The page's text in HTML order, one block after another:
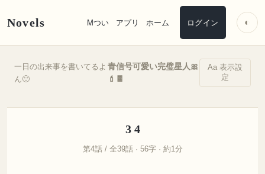
Novels Mつい アプリ ホーム ログイン ◐
一日の出来事を書いてるよ
ん🙂
青信号可愛い完璧星人🎀
💄🍫
Aa 表示設
定
3 4
第4話 / 全39話 · 56字 · 約1分